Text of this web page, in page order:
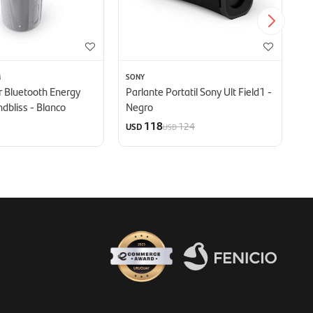
Bluetooth Energy
- Blanco
SONY
Parlante Portatil Sony Ult Field1 -
Negro
USD 118USD124